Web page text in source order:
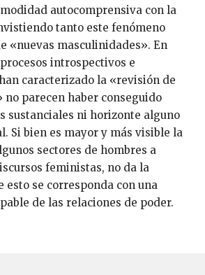
autocomprensiva con la
tanto este fenómeno
«nuevas masculinidades». En
introspectivos e
caracterizado la «revisión de
parecen haber conseguido
sustanciales ni horizonte alguno
Si bien es mayor y más visible la
sectores de hombres a
feministas, no da la
esto se corresponda con una
de las relaciones de poder.